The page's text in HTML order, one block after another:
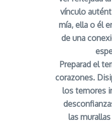
vínculo
mía, ella o él
de una
Preparad el
corazones.
los temores
las